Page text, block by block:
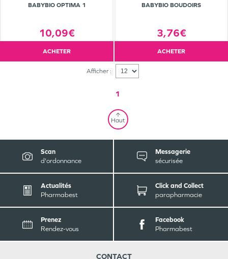
BABYBIO OPTIMA 1
10,09€
ACHETER
BABYBIO BOUDOIRS
3,76€
ACHETER
Afficher :
1
Haut
Scan
d'ordonnance
Messagerie
sécurisée
Actualités
Pharmabest
Click and Collect
parapharmacie
Prenez
Rendez-vous
Facebook
Pharmabest
CONTACT